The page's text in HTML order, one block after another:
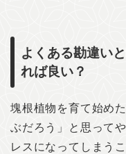
よくある勘違い
れば良い？
塊根植物を育て始め
ぶだろう」と思って
レスになってしまう